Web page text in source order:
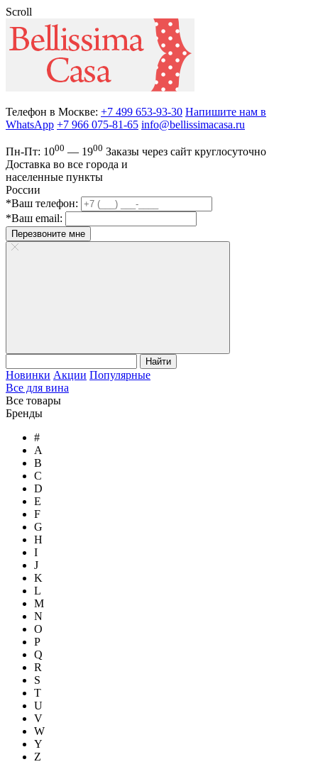
Scroll
Телефон в Москве: +7 499 653-93-30 Напишите нам в
WhatsApp +7 966 075-81-65 info@bellissimacasa.ru
Пн-Пт: 1000 — 1900 Заказы через сайт круглосуточно
Доставка во все города и
населенные пункты
России
*Ваш телефон:
*Ваш email:
Перезвоните мне
Найти
Новинки Акции Популярные
Все для вина
Все товары
Бренды
#
A
B
C
D
E
F
G
H
I
J
K
L
M
N
O
P
Q
R
S
T
U
V
W
Y
Z